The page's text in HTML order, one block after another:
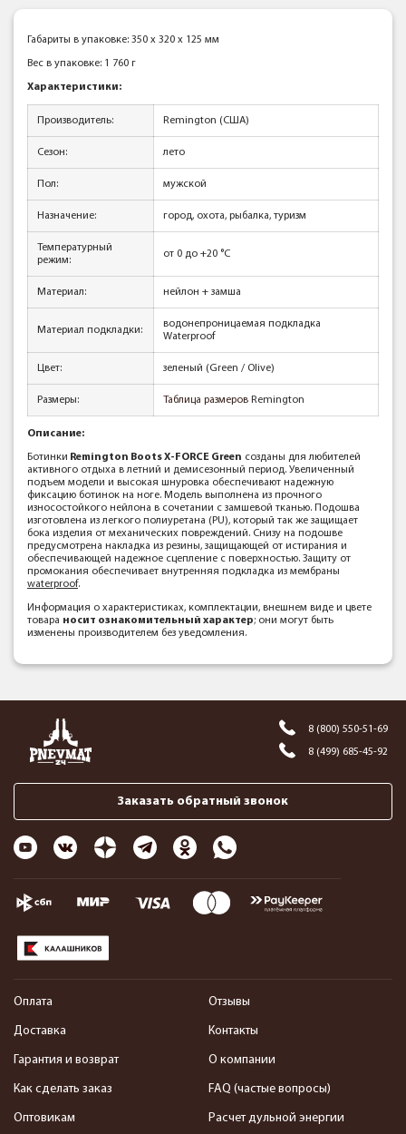
Габариты в упаковке: 350 x 320 x 125 мм
Вес в упаковке: 1 760 г
Характеристики:
Производитель: Remington (США)
Сезон: лето
Пол: мужской
Назначение: город, охота, рыбалка, туризм
Температурный
режим:
от 0 до +20 °C
Материал: нейлон + замша
Материал подкладки:
водонепроницаемая подкладка
Waterproof
Цвет: зеленый (Green / Olive)
Размеры: Таблица размеров Remington
Описание:
Ботинки Remington Boots X-FORCE Green созданы для любителей
активного отдыха в летний и демисезонный период. Увеличенный
подъем модели и высокая шнуровка обеспечивают надежную
фиксацию ботинок на ноге. Модель выполнена из прочного
износостойкого нейлона в сочетании с замшевой тканью. Подошва
изготовлена из легкого полиуретана (PU), который так же защищает
бока изделия от механических повреждений. Снизу на подошве
предусмотрена накладка из резины, защищающей от истирания и
обеспечивающей надежное сцепление с поверхностью. Защиту от
промокания обеспечивает внутренняя подкладка из мембраны
waterproof.
Информация о характеристиках, комплектации, внешнем виде и цвете
товара носит ознакомительный характер; они могут быть
изменены производителем без уведомления.
8 (800) 550-51-69
8 (499) 685-45-92
Заказать обратный звонок
Оплата
Доставка
Гарантия и возврат
Как сделать заказ
Оптовикам
Отзывы
Контакты
О компании
FAQ (частые вопросы)
Расчет дульной энергии